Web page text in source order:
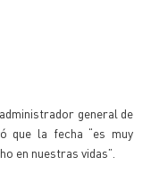
general de
que la fecha “es muy
en nuestras vidas”.